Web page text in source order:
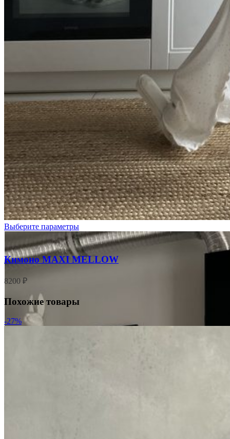
Молочный
Выберите параметры
Кимоно MAXI MELLOW
8200 ₽
Похожие товары
-27%